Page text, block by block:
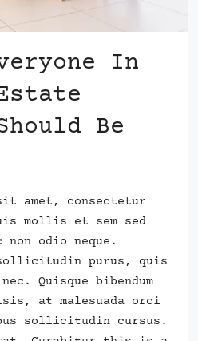
In
Be
amet, consectetur
mollis et sem sed
odio neque.
purus, quis
Quisque bibendum
at malesuada orci
sollicitudin cursus.